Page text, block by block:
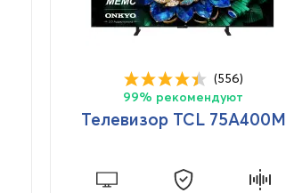
(556)
99% рекомендуют
Телевизор TCL 75A400M